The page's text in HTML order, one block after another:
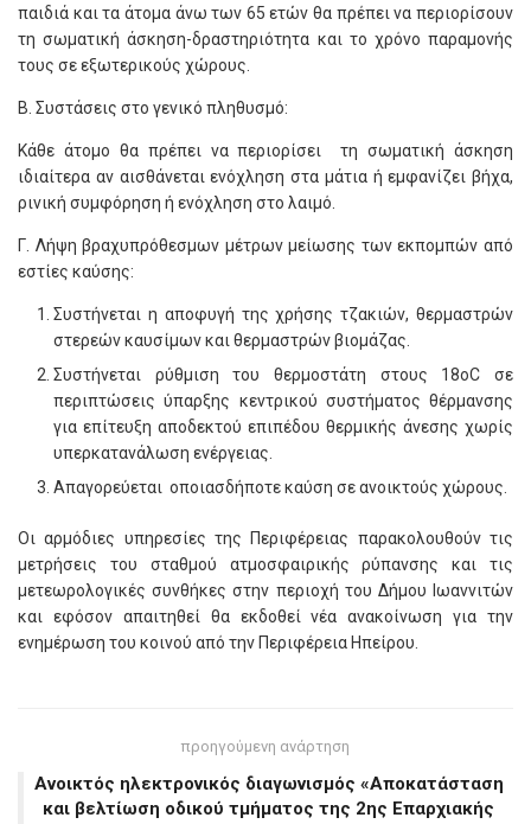
παιδιά και τα άτομα άνω των 65 ετών θα πρέπει να περιορίσουν
τη σωματική άσκηση-δραστηριότητα και το χρόνο παραμονής
τους σε εξωτερικούς χώρους.
Β. Συστάσεις στο γενικό πληθυσμό:
Κάθε άτομο θα πρέπει να περιορίσει τη σωματική άσκηση
ιδιαίτερα αν αισθάνεται ενόχληση στα μάτια ή εμφανίζει βήχα,
ρινική συμφόρηση ή ενόχληση στο λαιμό.
Γ. Λήψη βραχυπρόθεσμων μέτρων μείωσης των εκπομπών από
εστίες καύσης:
Συστήνεται η αποφυγή της χρήσης τζακιών, θερμαστρών
στερεών καυσίμων και θερμαστρών βιομάζας.
Συστήνεται ρύθμιση του θερμοστάτη στους 18οC σε
περιπτώσεις ύπαρξης κεντρικού συστήματος θέρμανσης
για επίτευξη αποδεκτού επιπέδου θερμικής άνεσης χωρίς
υπερκατανάλωση ενέργειας.
Απαγορεύεται οποιασδήποτε καύση σε ανοικτούς χώρους.
Οι αρμόδιες υπηρεσίες της Περιφέρειας παρακολουθούν τις
μετρήσεις του σταθμού ατμοσφαιρικής ρύπανσης και τις
μετεωρολογικές συνθήκες στην περιοχή του Δήμου Ιωαννιτών
και εφόσον απαιτηθεί θα εκδοθεί νέα ανακοίνωση για την
ενημέρωση του κοινού από την Περιφέρεια Ηπείρου.
προηγούμενη ανάρτηση
Ανοικτός ηλεκτρονικός διαγωνισμός «Αποκατάσταση
και βελτίωση οδικού τμήματος της 2ης Επαρχιακής